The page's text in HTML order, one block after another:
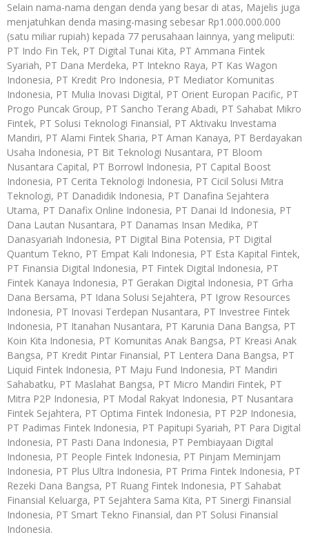
Selain nama-nama dengan denda yang besar di atas, Majelis juga
menjatuhkan denda masing-masing sebesar Rp1.000.000.000
(satu miliar rupiah) kepada 77 perusahaan lainnya, yang meliputi:
PT Indo Fin Tek, PT Digital Tunai Kita, PT Ammana Fintek
Syariah, PT Dana Merdeka, PT Intekno Raya, PT Kas Wagon
Indonesia, PT Kredit Pro Indonesia, PT Mediator Komunitas
Indonesia, PT Mulia Inovasi Digital, PT Orient Europan Pacific, PT
Progo Puncak Group, PT Sancho Terang Abadi, PT Sahabat Mikro
Fintek, PT Solusi Teknologi Finansial, PT Aktivaku Investama
Mandiri, PT Alami Fintek Sharia, PT Aman Kanaya, PT Berdayakan
Usaha Indonesia, PT Bit Teknologi Nusantara, PT Bloom
Nusantara Capital, PT Borrowl Indonesia, PT Capital Boost
Indonesia, PT Cerita Teknologi Indonesia, PT Cicil Solusi Mitra
Teknologi, PT Danadidik Indonesia, PT Danafina Sejahtera
Utama, PT Danafix Online Indonesia, PT Danai Id Indonesia, PT
Dana Lautan Nusantara, PT Danamas Insan Medika, PT
Danasyariah Indonesia, PT Digital Bina Potensia, PT Digital
Quantum Tekno, PT Empat Kali Indonesia, PT Esta Kapital Fintek,
PT Finansia Digital Indonesia, PT Fintek Digital Indonesia, PT
Fintek Kanaya Indonesia, PT Gerakan Digital Indonesia, PT Grha
Dana Bersama, PT Idana Solusi Sejahtera, PT Igrow Resources
Indonesia, PT Inovasi Terdepan Nusantara, PT Investree Fintek
Indonesia, PT Itanahan Nusantara, PT Karunia Dana Bangsa, PT
Koin Kita Indonesia, PT Komunitas Anak Bangsa, PT Kreasi Anak
Bangsa, PT Kredit Pintar Finansial, PT Lentera Dana Bangsa, PT
Liquid Fintek Indonesia, PT Maju Fund Indonesia, PT Mandiri
Sahabatku, PT Maslahat Bangsa, PT Micro Mandiri Fintek, PT
Mitra P2P Indonesia, PT Modal Rakyat Indonesia, PT Nusantara
Fintek Sejahtera, PT Optima Fintek Indonesia, PT P2P Indonesia,
PT Padimas Fintek Indonesia, PT Papitupi Syariah, PT Para Digital
Indonesia, PT Pasti Dana Indonesia, PT Pembiayaan Digital
Indonesia, PT People Fintek Indonesia, PT Pinjam Meminjam
Indonesia, PT Plus Ultra Indonesia, PT Prima Fintek Indonesia, PT
Rezeki Dana Bangsa, PT Ruang Fintek Indonesia, PT Sahabat
Finansial Keluarga, PT Sejahtera Sama Kita, PT Sinergi Finansial
Indonesia, PT Smart Tekno Finansial, dan PT Solusi Finansial
Indonesia.